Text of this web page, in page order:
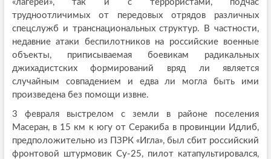
«лагерей», так и с террористами, подчас
трудноотличимых от передовых отрядов различных
спецслужб и транснациональных структур. В частности,
недавние атаки беспилотников на российские военные
объекты, приписываемая боевикам радикальных
джихадистских формирований вряд ли является
случайным совпадением и едва ли могла быть ими
произведена без помощи извне.
3 февраля выстрелом с земли в районе поселения
Масеран, в 15 км к югу от Серакиба в провинции Идлиб,
предположительно из ПЗРК «Игла», был сбит российский
фронтовой штурмовик Су-25, пилот катапультировался,